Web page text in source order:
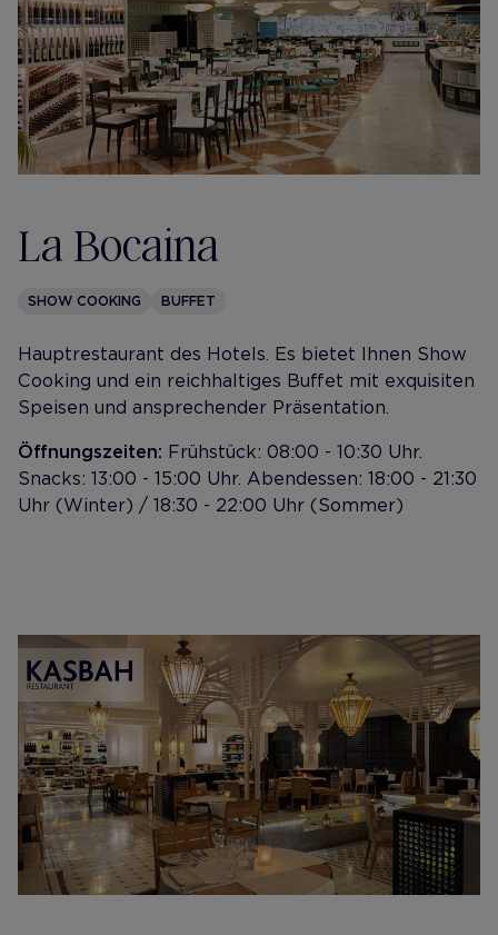
La Bocaina
SHOW COOKING BUFFET
Hauptrestaurant des Hotels. Es bietet Ihnen Show
Cooking und ein reichhaltiges Buffet mit exquisiten
Speisen und ansprechender Präsentation.
Öffnungszeiten: Frühstück: 08:00 - 10:30 Uhr.
Snacks: 13:00 - 15:00 Uhr. Abendessen: 18:00 - 21:30
Uhr (Winter) / 18:30 - 22:00 Uhr (Sommer)